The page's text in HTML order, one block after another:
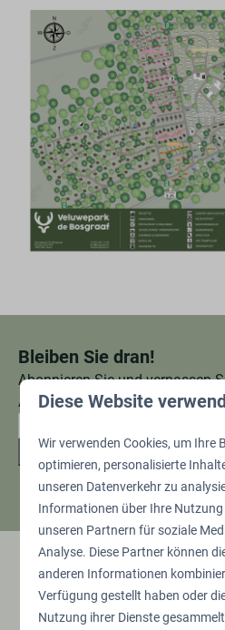
Bleiben Sie dran!
Abonnieren Sie und verpassen
Angebot mehr.
Gesichert durch reCaptcha,
Bezahlen Sie sicher
Diese Website
Wir verwenden Cookies, um Ihre
optimieren, personalisierte
unseren Datenverkehr zu
Informationen über Ihre
unseren Partnern für soziale
Analyse. Diese Partner können
anderen Informationen
Verfügung gestellt haben oder
Nutzung ihrer Dienste